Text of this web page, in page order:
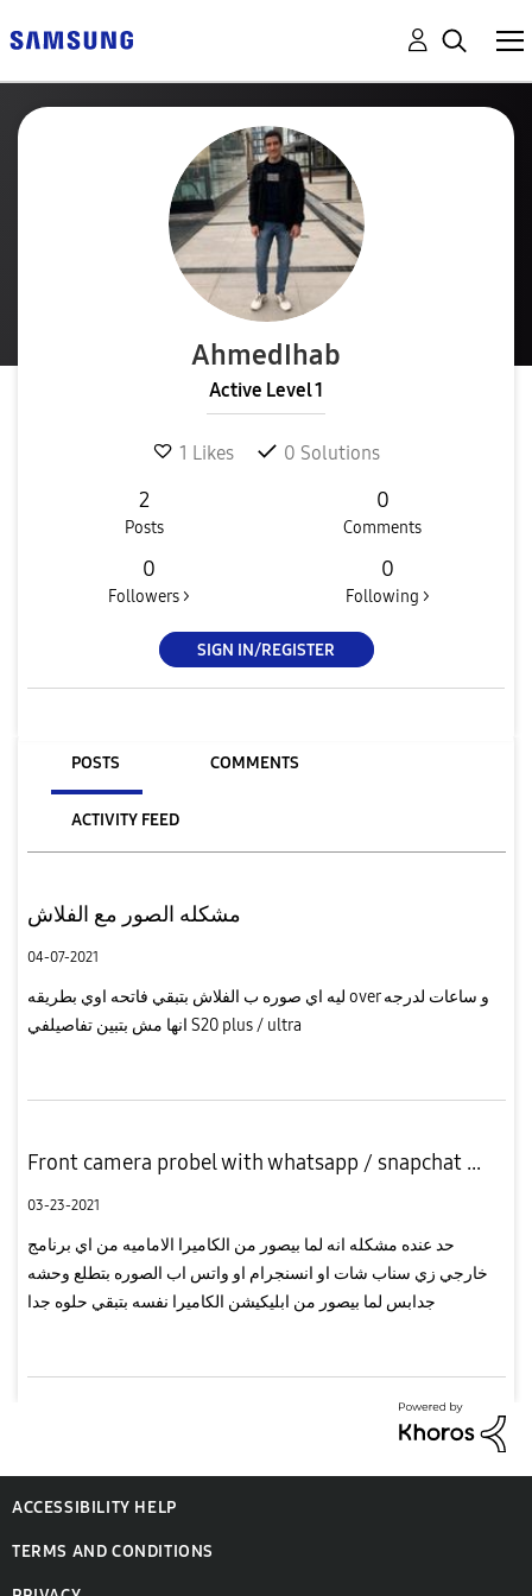
AhmedIhab
Active Level 1
1 Likes 0 Solutions
2
Posts
0
Comments
0
Followers >
0
Following >
SIGN IN/REGISTER
POSTS COMMENTS
ACTIVITY FEED
مشكله الصور مع الفلاش
04-07-2021
ليه اي صوره ب الفلاش بتبقي فاتحه اوي بطريقه over و ساعات لدرجه
انها مش بتبين تفاصيلفي S20 plus / ultra
Front camera probel with whatsapp / snapchat ...
03-23-2021
حد عنده مشكله انه لما بيصور من الكاميرا الاماميه من اي برنامج
خارجي زي سناب شات او انسنجرام او واتس اب الصوره بتطلع وحشه
جدابس لما بيصور من ابليكيشن الكاميرا نفسه بتبقي حلوه جدا
ACCESSIBILITY HELP
TERMS AND CONDITIONS